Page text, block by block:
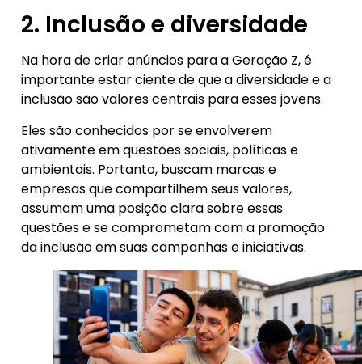
2. Inclusão e diversidade
Na hora de criar anúncios para a Geração Z, é
importante estar ciente de que a diversidade e a
inclusão são valores centrais para esses jovens.
Eles são conhecidos por se envolverem
ativamente em questões sociais, políticas e
ambientais. Portanto, buscam marcas e
empresas que compartilhem seus valores,
assumam uma posição clara sobre essas
questões e se comprometam com a promoção
da inclusão em suas campanhas e iniciativas.